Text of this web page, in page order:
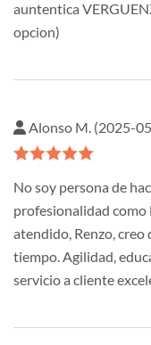
auntentica
opcion)
Alonso M. (2025-
No soy persona de
profesionalidad como
atendido, Renzo, creo
tiempo. Agilidad,
servicio a cliente